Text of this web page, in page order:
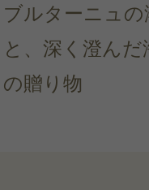
ブルターニュの
と、深く澄んだ
の贈り物